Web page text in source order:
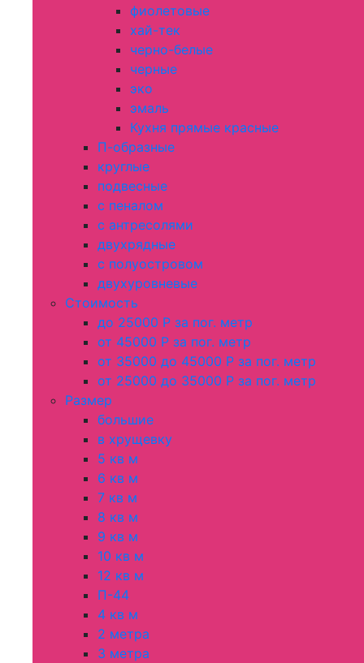
фиолетовые
хай-тек
черно-белые
черные
эко
эмаль
Кухня прямые красные
П-образные
круглые
подвесные
с пеналом
с антресолями
двухрядные
с полуостровом
двухуровневые
Стоимость
до 25000 Р за пог. метр
от 45000 Р за пог. метр
от 35000 до 45000 Р за пог. метр
от 25000 до 35000 Р за пог. метр
Размер
большие
в хрущевку
5 кв м
6 кв м
7 кв м
8 кв м
9 кв м
10 кв м
12 кв м
П-44
4 кв м
2 метра
3 метра